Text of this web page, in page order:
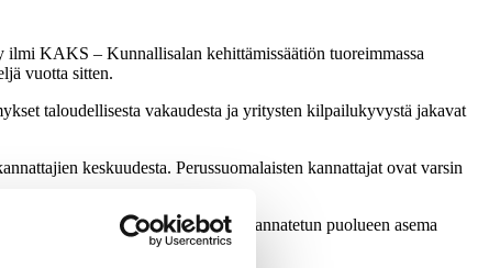
ilmi KAKS – Kunnallisalan kehittämissäätiön tuoreimmassa
vuotta sitten.
taloudellisesta vakaudesta ja yritysten kilpailukyvystä jakavat
keskuudesta. Perussuomalaisten kannattajat ovat varsin
huomattavasti valoisampia. Kannatetun puolueen asema